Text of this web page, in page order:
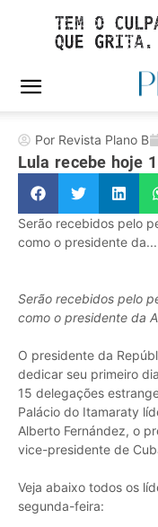
Por Revista Plano B
Lula recebe hoje
Serão recebidos pelo
como o presidente da...
Serão recebidos pelo
como o presidente da
O presidente da
dedicar seu primeiro
15 delegações
Palácio do Itamaraty
Alberto Fernández, o
vice-presidente de
Veja abaixo todos os
segunda-feira: